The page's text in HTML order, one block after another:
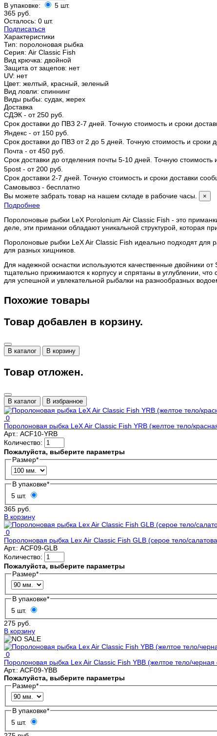
В упаковке:
5 шт.
365 руб.
Осталось: 0 шт.
Подписаться
Характеристики
Тип: поролоновая рыбка
Серия: Air Classic Fish
Вид крючка: двойной
Защита от зацепов: нет
UV: нет
Цвет: желтый, красный, зеленый
Вид ловли: спиннинг
Виды рыбы: судак, жерех
Доставка
СДЭК - от 250 руб.
Срок доставки до ПВЗ 2-7 дней. Точную стоимость и сроки
Яндекс - от 150 руб.
Срок доставки до ПВЗ от 2 до 5 дней. Точную стоимость и
Почта - от 450 руб.
Срок доставки до отделения почты 5-10 дней. Точную
5post - от 200 руб.
Срок доставки 2-7 дней. Точную стоимость и сроки доставки
Самовывоз - бесплатно
Вы можете забрать товар на нашем складе в рабочие часы.
×
Подробнее
Поролоновые рыбки LeX Porolonium Air Classic Fish - это
деле, эти приманки обладают уникальной структурой, которая
Поролоновые рыбки LeX Air Classic Fish идеально подходят для
для разных хищников.
Для надежной оснастки используются качественные двойники
тщательно прижимаются к корпусу и спрятаны в углублении,
для успешной и увлекательной рыбалки на разнообразных
Похожие товары
Товар добавлен в корзину.
В каталог В корзину
Товар отложен.
В каталог В избранное
0
Поролоновая рыбка LeX Air Classic Fish YRB (желтое тело/
Арт.: ACF10-YRB
Количество:
Пожалуйста, выберите параметры
Размер*
В упаковке*
5 шт.
365 руб.
В корзину
0
Поролоновая рыбка Lex Air Classic Fish GLB (серое тело/
Арт.: ACF09-GLB
Количество:
Пожалуйста, выберите параметры
Размер*
В упаковке*
5 шт.
275 руб.
В корзину
0
Поролоновая рыбка Lex Air Classic Fish YBB (желтое тело/черная
Арт.: ACF09-YBB
Пожалуйста, выберите параметры
Размер*
В упаковке*
5 шт.